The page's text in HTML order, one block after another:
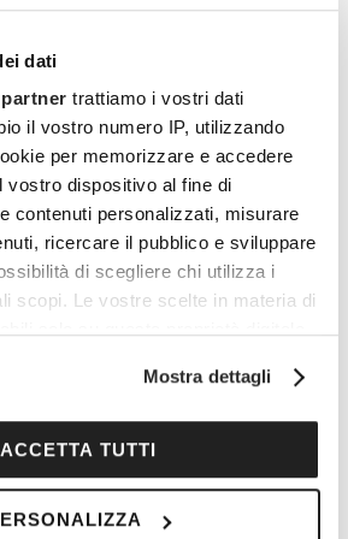
dati
trattiamo i vostri dati
il vostro numero IP, utilizzando
per memorizzare e accedere
vostro dispositivo al fine di
contenuti personalizzati, misurare
ricercare il pubblico e sviluppare
di scegliere chi utilizza i
scopi. Le vostre scelte in materia di
il proprio consenso in qualsiasi
della privacy.
Mostra dettagli
ACCETTA TUTTI
di essere un